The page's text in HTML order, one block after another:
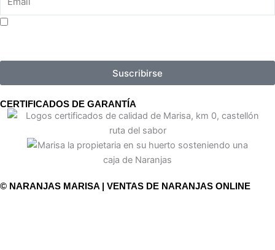
Suscribirse
CERTIFICADOS DE GARANTÍA
© NARANJAS MARISA | VENTAS DE NARANJAS ONLINE